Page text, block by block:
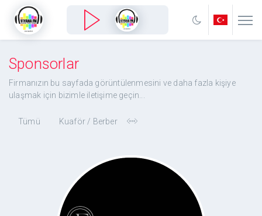
Sponsorlar
Firmanızın bu sayfada görüntülenmesini ve daha fazla kişiye
ulaşmak için bizimle iletişime geçin...
Tümü Kuaför / Berber